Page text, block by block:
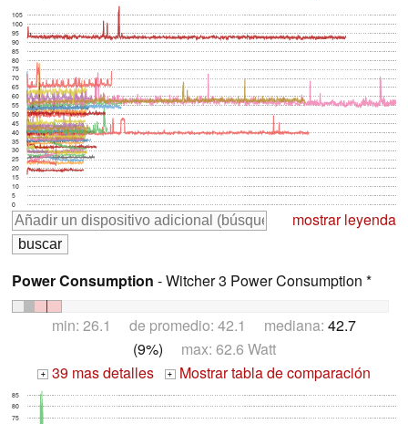
0
5
10
15
20
25
30
35
40
45
50
55
60
65
70
75
80
85
90
95
100
105
mostrar leyenda
Power Consumption - Witcher 3 Power Consumption *
min: 26.1 de promedio: 42.1 mediana: 42.7
(9%) max: 62.6 Watt
+ 39 mas detalles + Mostrar tabla de comparación
75
80
85